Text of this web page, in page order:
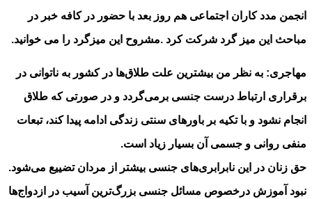
انجمن مدد کاران اجتماعی هم روز بعد با حضور در کافه خبر در
مباحث این میز گرد شرکت کرد .مشروح این میزگرد را می خوانید.
مهاجری: به نظر من بیشترین علت طلاق‌ها در کشور به ناتوانی در
برقراری ارتباط درست جنسی برمی‌گردد و در صورتی که طلاق
انجام نشود و با تکیه بر باورهای سنتی زندگی ادامه پیدا کند، تبعات
منفی روانی و جسمی آن بسیار زیاد است.
حق زنان در این نابرابری‌های جنسی بیشتر از مردان تضییع می‌شود.
نبود آموزش درخصوص مسائل جنسی بزرگ‌ترین آسیب در ازدواج‌ها